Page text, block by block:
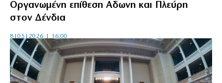
Οργανωμένη επίθεση Αδωνη και Πλεύρη
στον Δένδια
8|05|2026 | 16:00